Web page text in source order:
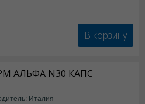
В корзину
АЛЬФА N30 КАПС
Италия